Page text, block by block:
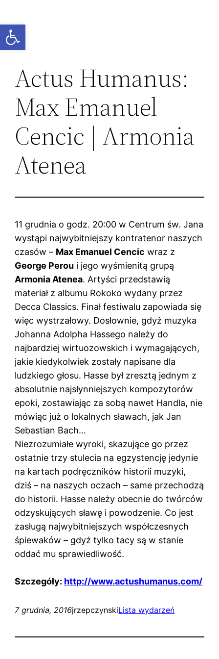
Otwórz pasek narzędzi
do
treści
Actus Humanus:
Max Emanuel
Cencic | Armonia
Atenea
11 grudnia o godz. 20:00 w Centrum św. Jana
wystąpi najwybitniejszy kontratenor naszych
czasów – Max Emanuel Cencic wraz z
George Perou i jego wyśmienitą grupą
Armonia Atenea. Artyści przedstawią
materiał z albumu Rokoko wydany przez
Decca Classics. Finał festiwalu zapowiada się
więc wystrzałowy. Dosłownie, gdyż muzyka
Johanna Adolpha Hassego należy do
najbardziej wirtuozowskich i wymagających,
jakie kiedykolwiek zostały napisane dla
ludzkiego głosu. Hasse był zresztą jednym z
absolutnie najsłynniejszych kompozytorów
epoki, zostawiając za sobą nawet Handla, nie
mówiąc już o lokalnych sławach, jak Jan
Sebastian Bach…
Niezrozumiałe wyroki, skazujące go przez
ostatnie trzy stulecia na egzystencję jedynie
na kartach podręczników historii muzyki,
dziś – na naszych oczach – same przechodzą
do historii. Hasse należy obecnie do twórców
odzyskujących sławę i powodzenie. Co jest
zasługą najwybitniejszych współczesnych
śpiewaków – gdyż tylko tacy są w stanie
oddać mu sprawiedliwość.
Szczegóły: http://www.actushumanus.com/
7 grudnia, 2016jrzepczynskiLista wydarzeń